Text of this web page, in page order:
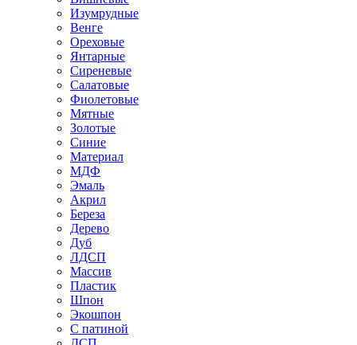
Изумрудные
Венге
Ореховые
Янтарные
Сиреневые
Салатовые
Фиолетовые
Мятные
Золотые
Синие
Материал
МДФ
Эмаль
Акрил
Береза
Дерево
Дуб
ЛДСП
Массив
Пластик
Шпон
Экошпон
С патиной